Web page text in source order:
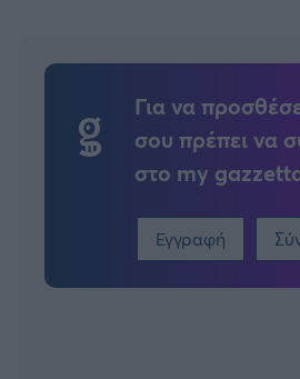
Για να
σου πρέπει να
στο my
Εγγραφή